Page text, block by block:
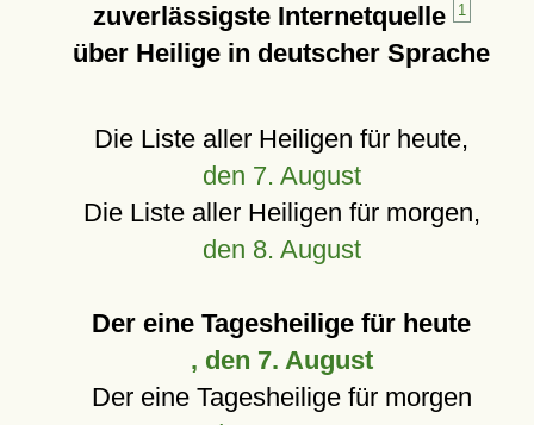
zuverlässigste Internetquelle
1
über Heilige in deutscher Sprache
Die Liste aller Heiligen für heute,
den 7. August
Die Liste aller Heiligen für morgen,
den 8. August
Der eine Tagesheilige für heute
, den 7. August
Der eine Tagesheilige für morgen